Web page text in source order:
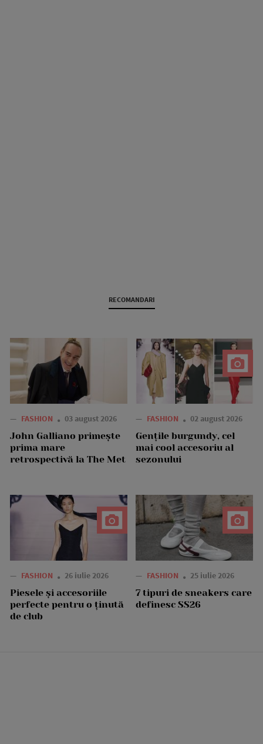
RECOMANDARI
— FASHION 03 august 2026
John Galliano primește
prima mare
retrospectivă la The Met
— FASHION 02 august 2026
Gențile burgundy, cel
mai cool accesoriu al
sezonului
— FASHION 26 iulie 2026
Piesele și accesoriile
perfecte pentru o ținută
de club
— FASHION 25 iulie 2026
7 tipuri de sneakers care
definesc SS26